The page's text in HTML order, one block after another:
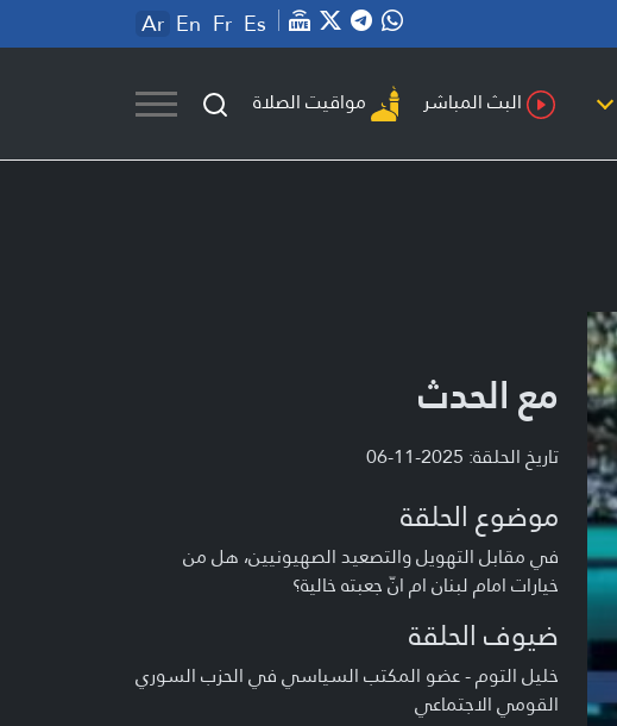
Ar En Fr Es
البث المباشر مواقيت الصلاة
مع الحدث
تاريخ الحلقة: 2025-11-06
موضوع الحلقة
في مقابل التهويل والتصعيد الصهيونيين، هل من
خيارات امام لبنان ام انّ جعبته خالية؟
ضيوف الحلقة
خليل التوم - عضو المكتب السياسي في الحزب السوري
القومي الاجتماعي